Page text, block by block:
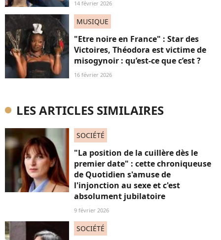
14 février 2026
MUSIQUE
"Etre noire en France" : Star des
Victoires, Théodora est victime de
misogynoir : qu’est-ce que c’est ?
16 février 2026
LES ARTICLES SIMILAIRES
SOCIÉTÉ
"La position de la cuillère dès le
premier date" : cette chroniqueuse
de Quotidien s'amuse de
l'injonction au sexe et c'est
absolument jubilatoire
9 février 2026
SOCIÉTÉ